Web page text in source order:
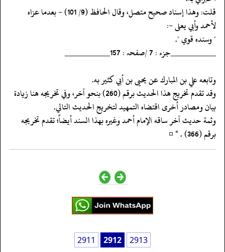
‏‏‏‏قلت: وهذا إسناد صحيح متصل، وقال الحافظ (9/ 101) - بعدما عزاه
‏‏‏‏لأحمد وأبي يعلى -:
‏‏‏‏" وسنده قوي ".
‏‏‏‏__________جزء : 7 /صفحہ : 157__________
‏‏‏‏وتابعه علي بن المبارك عن يحيى بن أبي كثير به.
‏‏‏‏وقد تقدم تخريج هذا الحديث برقم (260) بنحو آخر، وفي تخريجه هنا زيادة
بيان ومصادر أخرى اقتضاه التمهيد لتخريج الحديث التالي.
‏‏‏‏وثمة حديث آخر ساقه الإمام أحمد وغيره بهذا السند أيضاً؛ تقدم تخريجه
‏‏‏‏برقم (366) . * ¤
2911 2912 2913